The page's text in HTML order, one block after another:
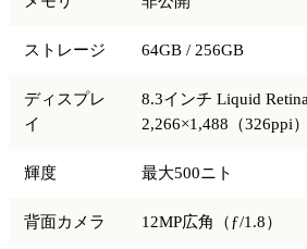
ストレージ 64GB / 256GB
ディスプレ
イ
8.3インチ Liquid Retina
2,266×1,488（326ppi）
輝度 最大500ニト
背面カメラ 12MP広角（ƒ/1.8）